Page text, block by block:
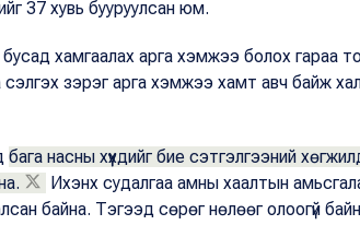
37 хувь бууруулсан юм.
хамгаалах арга хэмжээ болох гараа
сэлгэх зэрэг арга хэмжээ хамт авч байж
бага насны хүүхдийг бие сэтгэлгээний
Ихэнх судалгаа амны хаалтын
байна. Тэгээд сөрөг нөлөөг олоогүй